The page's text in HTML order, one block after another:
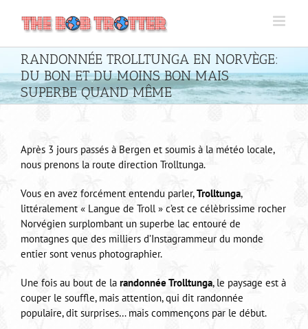
contenu
RANDONNÉE TROLLTUNGA EN NORVÈGE:
DU BON ET DU MOINS BON MAIS
SUPERBE QUAND MÊME
Après 3 jours passés à Bergen et soumis à la météo locale,
nous prenons la route direction Trolltunga.
Vous en avez forcément entendu parler,Trolltunga,
littéralement « Langue de Troll » c’est ce célèbrissime rocher
Norvégien surplombant un superbe lac entouré de
montagnes que des milliers d’Instagrammeur du monde
entier sont venus photographier.
Une fois au bout de la randonnée Trolltunga, le paysage est à
couper le souffle, mais attention, qui dit randonnée
populaire, dit surprises… mais commençons par le début.